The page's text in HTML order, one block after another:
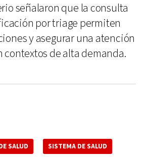
señalaron que la consulta
por triage permiten
y asegurar una atención
contextos de alta demanda.
SALUD SISTEMA DE SALUD